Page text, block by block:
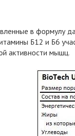
в формулу
Б12 и Б6
активности мышц.